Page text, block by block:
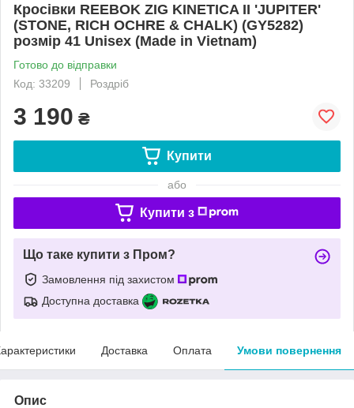
Кросівки REEBOK ZIG KINETICA II 'JUPITER'
(STONE, RICH OCHRE & CHALK) (GY5282)
розмір 41 Unisex (Made in Vietnam)
Готово до відправки
Код: 33209
Роздріб
3 190 ₴
Купити
або
Купити з
Що таке купити з Пром?
Замовлення під захистом
Доступна доставка
Доставка Оплата Умови повернення
Опис